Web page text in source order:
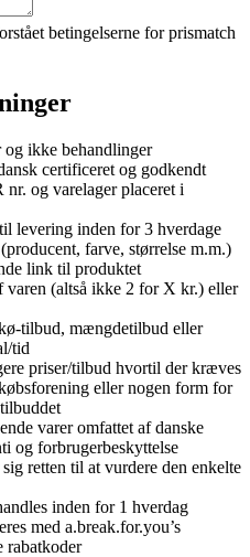
betingelserne for prismatch
ikke behandlinger
certificeret og godkendt
og varelager placeret i
levering inden for 3 hverdage
farve, størrelse m.m.)
link til produktet
varen (altså ikke 2 for X kr.) eller
tilbud, mængdetilbud eller
tid
priser/tilbud hvortil der kræves
eller nogen form for
varer omfattet af danske
og forbrugerbeskyttelse
retten til at vurdere den enkelte
inden for 1 hverdag
med a.break.for.you’s
rabatkoder